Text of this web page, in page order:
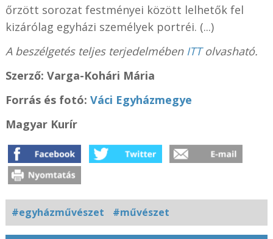
őrzött sorozat festményei között lelhetők fel
kizárólag egyházi személyek portréi. (...)
A beszélgetés teljes terjedelmében ITTolvasható.
Szerző: Varga-Kohári Mária
Forrás és fotó: Váci Egyházmegye
Magyar Kurír
#egyházművészet #művészet